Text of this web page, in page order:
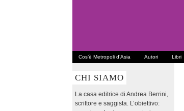
Cos’è Metropoli d’Asia Autori Libri
CHI SIAMO
La casa editrice di Andrea Berrini,
scrittore e saggista. L’obiettivo: